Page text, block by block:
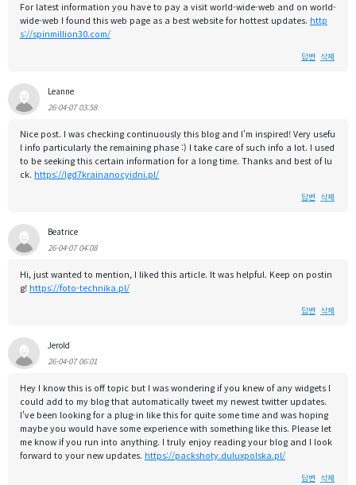
For latest information you have to pay a visit world-wide-web and on world-
wide-web I found this web page as a best website for hottest updates. http
s://spinmillion30.com/
답변 삭제
Leanne
26-04-07 03:58
Nice post. I was checking continuously this blog and I'm inspired! Very usefu
l info particularly the remaining phase :) I take care of such info a lot. I used
to be seeking this certain information for a long time. Thanks and best of lu
ck. https://lgd7krainanocyidni.pl/
답변 삭제
Beatrice
26-04-07 04:08
Hi, just wanted to mention, I liked this article. It was helpful. Keep on postin
g! https://foto-technika.pl/
답변 삭제
Jerold
26-04-07 06:01
Hey I know this is off topic but I was wondering if you knew of any widgets I
could add to my blog that automatically tweet my newest twitter updates.
I've been looking for a plug-in like this for quite some time and was hoping
maybe you would have some experience with something like this. Please let
me know if you run into anything. I truly enjoy reading your blog and I look
forward to your new updates. https://packshoty.duluxpolska.pl/
답변 삭제